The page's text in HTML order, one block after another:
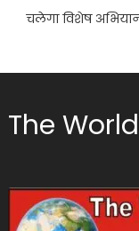
चलेगा विशेष
The